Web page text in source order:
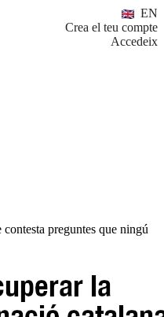
EN
Crea el teu compte
Accedeix
preguntes que ningú